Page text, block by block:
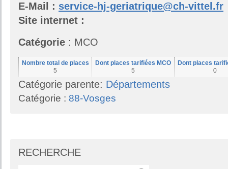
E-Mail : service-hj-geriatrique@ch-vittel.fr
Site internet :
Catégorie : MCO
Nombre total de places
5
Dont places tarifiées MCO
5
Dont places
0
Catégorie parente: Départements
Catégorie : 88-Vosges
RECHERCHE